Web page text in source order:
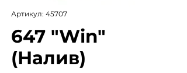
Артикул: 45707
647 "Win"
(Налив)